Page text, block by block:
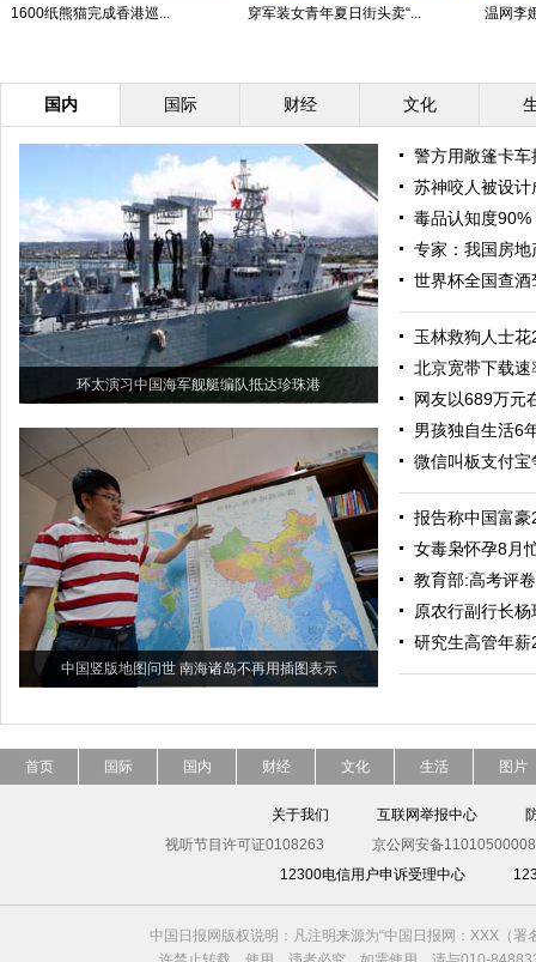
1600纸熊猫完成香港巡... 穿军装女青年夏日街头卖“... 温网李
国内 国际 财经 文化
环太演习中国海军舰艇编队抵达珍珠港
中国竖版地图问世 南海诸岛不再用插图表示
警方用敞篷卡
苏神咬人被设
毒品认知度
专家：我国房
世界杯全国查
玉林救狗人士
北京宽带下载
网友以689万元
男孩独自生活6
微信叫板支付
报告称中国富
女毒枭怀孕8月
教育部:高考评
原农行副行长
研究生高管年
首页 国际 国内 财经 文化 生活 图片
关于我们 互联网举报中心
视听节目许可证0108263
京公网安备
12300电信用户申诉受理中心
中国日报网版权说明：凡注明来源为“中国日报网：XXX（